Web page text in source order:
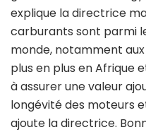
explique la directrice
carburants sont parmi
monde, notamment
plus en plus en Afrique
à assurer une valeur
longévité des moteurs
ajoute la directrice.